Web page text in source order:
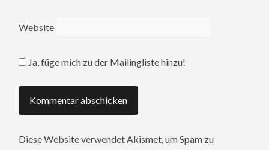
Website
Ja, füge mich zu der Mailingliste hinzu!
Diese Website verwendet Akismet, um Spam zu